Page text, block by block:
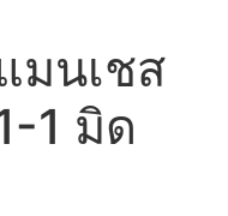
มนเชส
1 มิด